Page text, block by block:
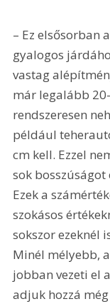
– Ez elsősorban
gyalogos
vastag
már legalább
rendszeresen
például
cm kell. Ezzel
sok
Ezek a
szokásos
sokszor ezeknél
Minél mélyebb,
jobban vezeti el
adjuk hozzá